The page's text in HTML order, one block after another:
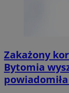
Zakażony
Bytomia